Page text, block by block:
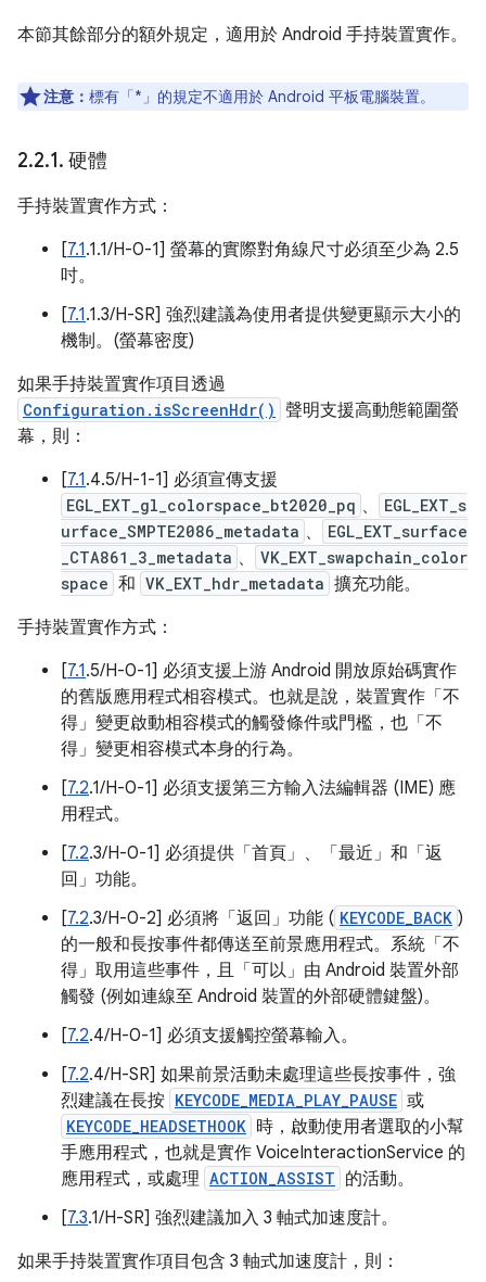
本節其餘部分的額外規定，適用於 Android 手持裝置實作。
注意： 標有「*」的規定不適用於 Android 平板電腦裝置。
2.2.1. 硬體
手持裝置實作方式：
[7.1.1.1/H-0-1] 螢幕的實際對角線尺寸必須至少為 2.5
吋。
[7.1.1.3/H-SR] 強烈建議為使用者提供變更顯示大小的
機制。(螢幕密度)
如果手持裝置實作項目透過
Configuration.isScreenHdr() 聲明支援高動態範圍螢
幕，則：
[7.1.4.5/H-1-1] 必須宣傳支援
EGL_EXT_gl_colorspace_bt2020_pq 、
EGL_EXT_s
urface_SMPTE2086_metadata 、
EGL_EXT_surface
_CTA861_3_metadata 、
VK_EXT_swapchain_color
space 和 VK_EXT_hdr_metadata 擴充功能。
手持裝置實作方式：
[7.1.5/H-0-1] 必須支援上游 Android 開放原始碼實作
的舊版應用程式相容模式。也就是說，裝置實作「不
得」變更啟動相容模式的觸發條件或門檻，也「不
得」變更相容模式本身的行為。
[7.2.1/H-0-1] 必須支援第三方輸入法編輯器 (IME) 應
用程式。
[7.2.3/H-0-1] 必須提供「首頁」、「最近」和「返
回」功能。
[7.2.3/H-0-2] 必須將「返回」功能 ( KEYCODE_BACK )
的一般和長按事件都傳送至前景應用程式。系統「不
得」取用這些事件，且「可以」由 Android 裝置外部
觸發 (例如連線至 Android 裝置的外部硬體鍵盤)。
[7.2.4/H-0-1] 必須支援觸控螢幕輸入。
[7.2.4/H-SR] 如果前景活動未處理這些長按事件，強
烈建議在長按 KEYCODE_MEDIA_PLAY_PAUSE 或
KEYCODE_HEADSETHOOK 時，啟動使用者選取的小幫
手應用程式，也就是實作 VoiceInteractionService 的
應用程式，或處理 ACTION_ASSIST 的活動。
[7.3.1/H-SR] 強烈建議加入 3 軸式加速度計。
如果手持裝置實作項目包含 3 軸式加速度計，則：